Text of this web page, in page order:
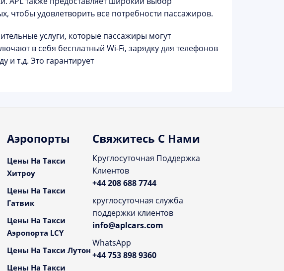
чтобы удовлетворить все потребности пассажиров.
услуги, которые пассажиры могут
в себя бесплатный Wi-Fi, зарядку для телефонов
и т.д. Это гарантирует
Аэропорты
Цены На Такси
Хитроу
Цены На Такси
Гатвик
Цены На Такси
Аэропорта LCY
Цены На Такси Лутон
Цены На Такси
Свяжитесь С Нами
Круглосуточная Поддержка
Клиентов
+44 208 688 7744
круглосуточная служба
поддержки клиентов
info@aplcars.com
WhatsApp
+44 753 898 9360